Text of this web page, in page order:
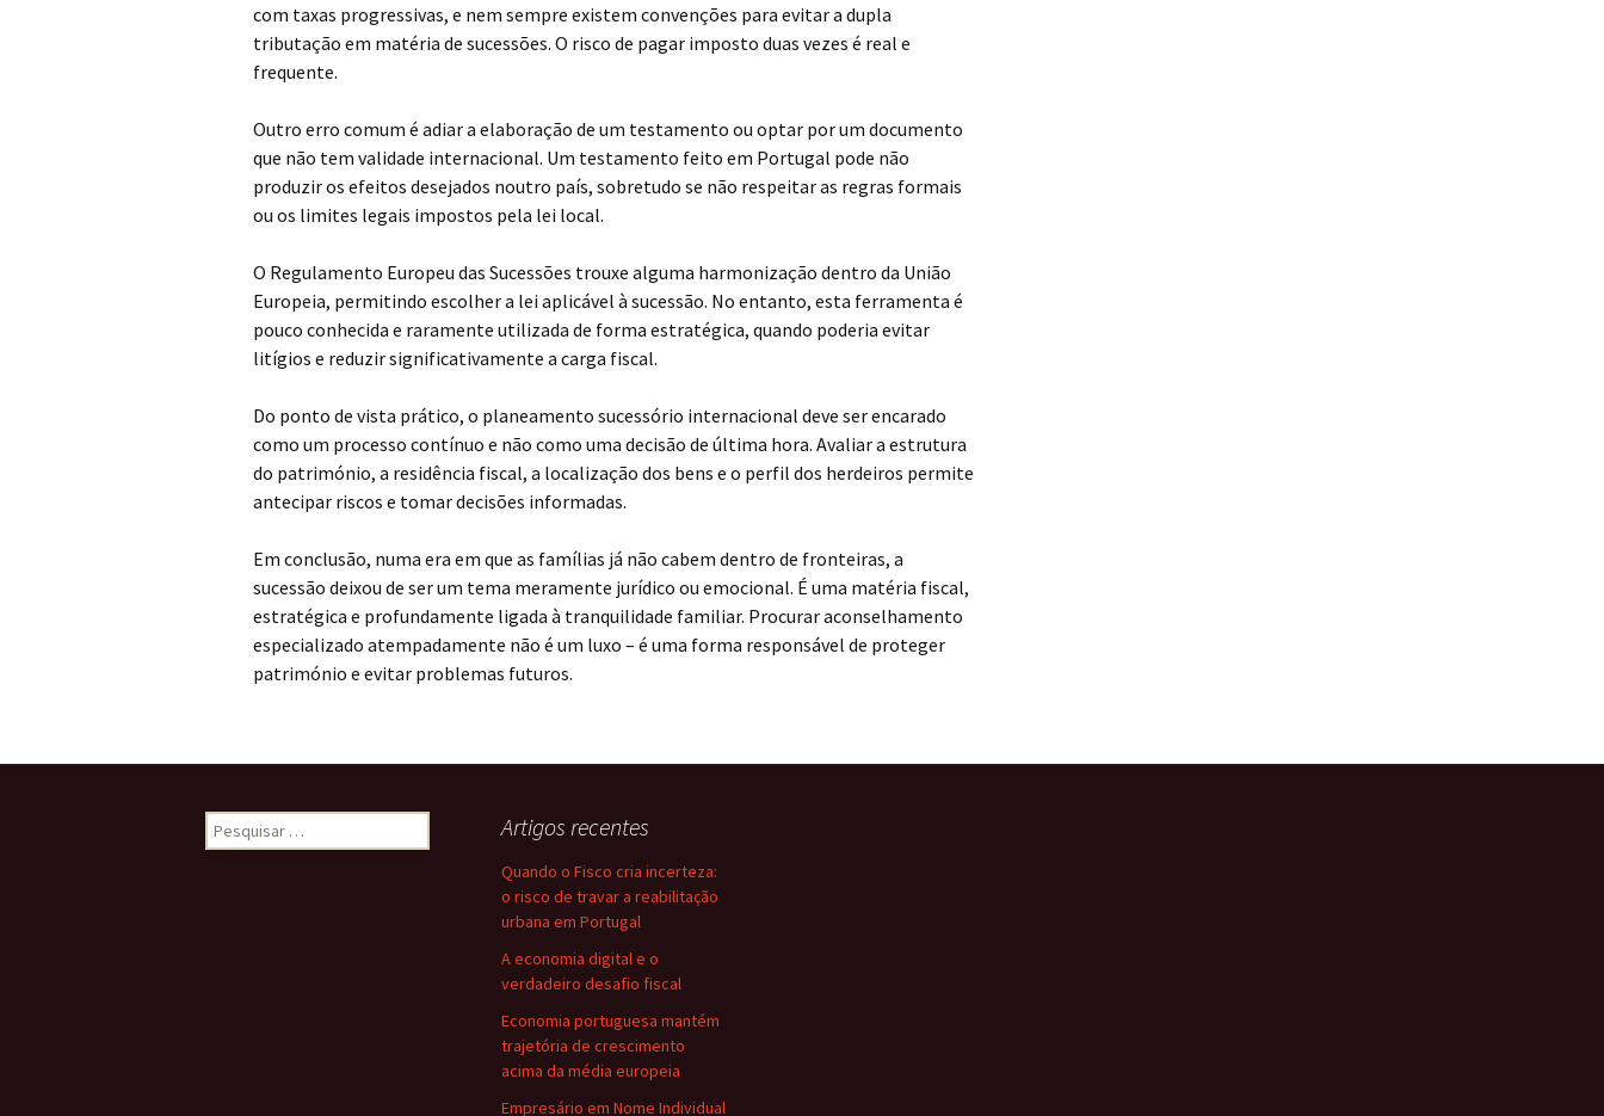
com taxas progressivas, e nem sempre existem convenções para evitar a dupla
tributação em matéria de sucessões. O risco de pagar imposto duas vezes é real e
frequente.
Outro erro comum é adiar a elaboração de um testamento ou optar por um documento
que não tem validade internacional. Um testamento feito em Portugal pode não
produzir os efeitos desejados noutro país, sobretudo se não respeitar as regras formais
ou os limites legais impostos pela lei local.
O Regulamento Europeu das Sucessões trouxe alguma harmonização dentro da União
Europeia, permitindo escolher a lei aplicável à sucessão. No entanto, esta ferramenta é
pouco conhecida e raramente utilizada de forma estratégica, quando poderia evitar
litígios e reduzir significativamente a carga fiscal.
Do ponto de vista prático, o planeamento sucessório internacional deve ser encarado
como um processo contínuo e não como uma decisão de última hora. Avaliar a estrutura
do património, a residência fiscal, a localização dos bens e o perfil dos herdeiros permite
antecipar riscos e tomar decisões informadas.
Em conclusão, numa era em que as famílias já não cabem dentro de fronteiras, a
sucessão deixou de ser um tema meramente jurídico ou emocional. É uma matéria fiscal,
estratégica e profundamente ligada à tranquilidade familiar. Procurar aconselhamento
especializado atempadamente não é um luxo – é uma forma responsável de proteger
património e evitar problemas futuros.
Pesquisar
por:
Artigos recentes
Quando o Fisco cria incerteza:
o risco de travar a reabilitação
urbana em Portugal
A economia digital e o
verdadeiro desafio fiscal
Economia portuguesa mantém
trajetória de crescimento
acima da média europeia
Empresário em Nome Individual